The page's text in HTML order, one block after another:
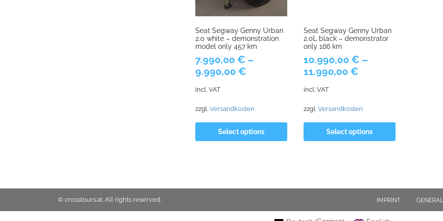
Seat Segway Genny Urban
2.0 white – demonstration
model only 457 km
7.990,00 € –
9.990,00 €
incl. VAT
zzgl. Versandkosten
Select options
Seat Segway Genny Urban
2.0L black – demonstrator
only 166 km
10.990,00 € –
11.990,00 €
incl. VAT
zzgl. Versandkosten
Select options
© crosstours.at. All rights reserved. IMPRINT